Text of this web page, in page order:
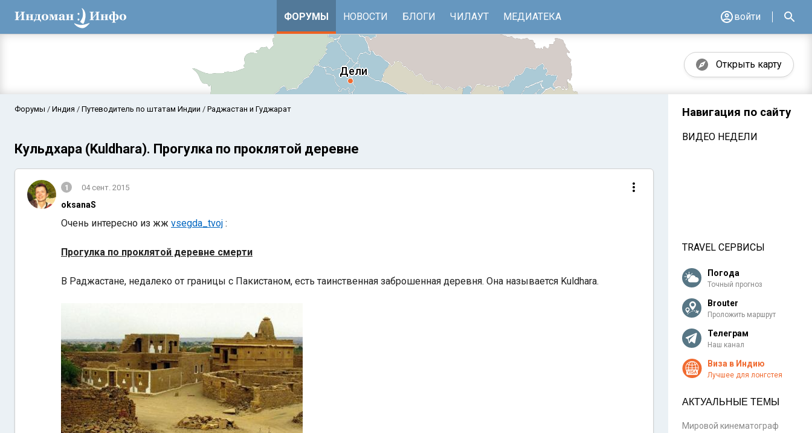
ФОРУМЫ НОВОСТИ БЛОГИ ЧИЛАУТ МЕДИАТЕКА войти
Открыть карту
Форумы Индия Путеводитель по штатам Индии Раджастан и Гуджарат
Кульдхара (Kuldhara). Прогулка по проклятой деревне
1 04 сент. 2015
oksanaS
Очень интересно из жж vsegda_tvoj :
Прогулка по проклятой деревне смерти
В Раджастане, недалеко от границы с Пакистаном, есть таинственная заброшенная деревня. Она называется Kuldhara.
Навигация по сайту
ВИДЕО НЕДЕЛИ
TRAVEL СЕРВИСЫ
Погода
Точный прогноз
Brouter
Проложить маршрут
Телеграм
Наш канал
Виза в Индию
Лучшее для лонгстея
АКТУАЛЬНЫЕ ТЕМЫ
Мировой кинематограф